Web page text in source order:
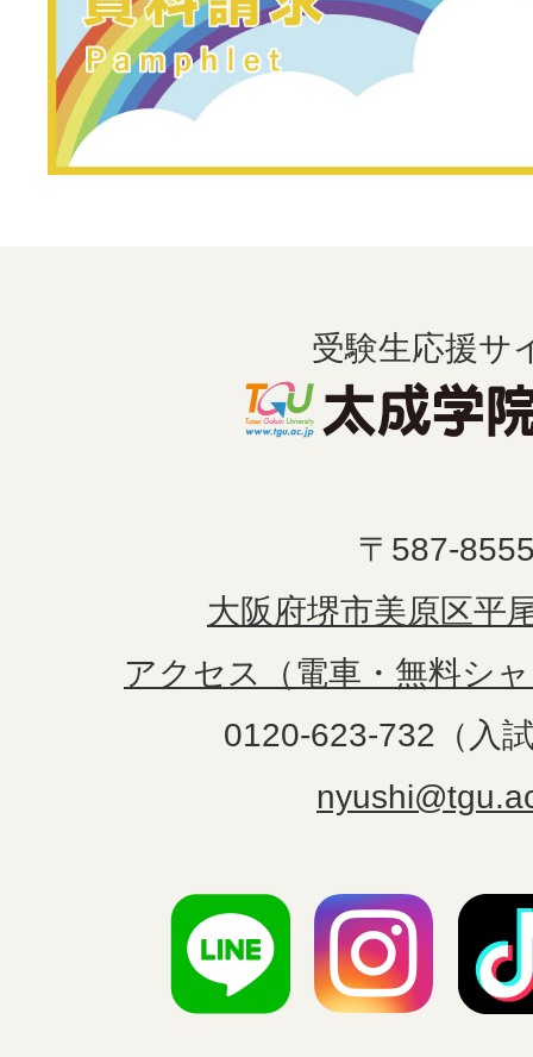
受験生応援サ
〒587-
大阪府堺市美原区平
アクセス（電車・無料シ
0120-623-732（入